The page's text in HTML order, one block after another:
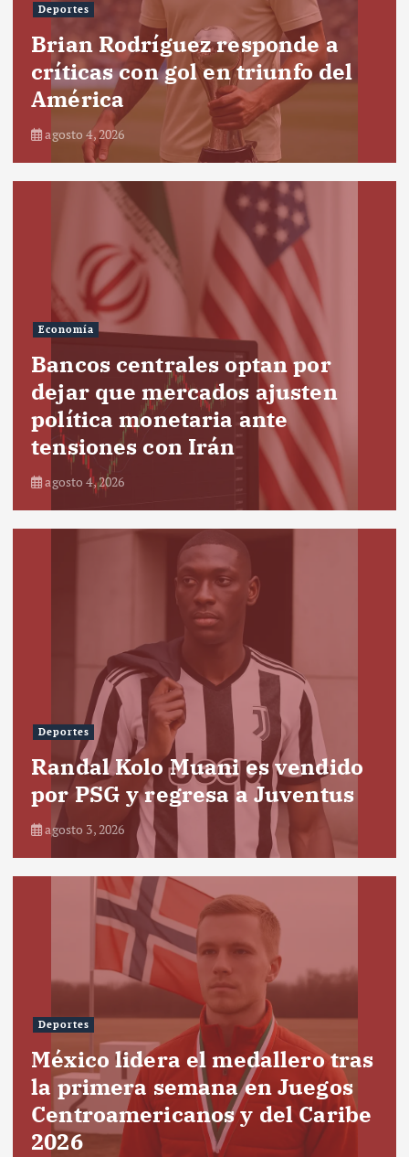
Deportes
Brian Rodríguez responde a
críticas con gol en triunfo del
América
agosto 4, 2026
Economía
Bancos centrales optan por
dejar que mercados ajusten
política monetaria ante
tensiones con Irán
agosto 4, 2026
Deportes
Randal Kolo Muani es vendido
por PSG y regresa a Juventus
agosto 3, 2026
Deportes
México lidera el medallero tras
la primera semana en Juegos
Centroamericanos y del Caribe
2026